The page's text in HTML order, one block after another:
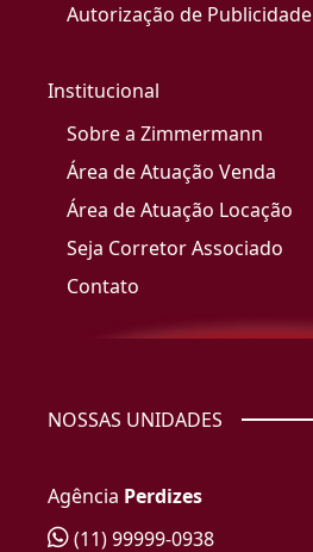
Autorização de Publicidade
Institucional
Sobre a Zimmermann
Área de Atuação Venda
Área de Atuação Locação
Seja Corretor Associado
Contato
NOSSAS UNIDADES
Agência Perdizes
(11) 99999-0938